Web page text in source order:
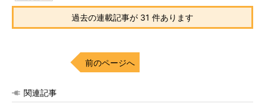
過去の連載記事が 31 件あります
前のページへ
関連記事